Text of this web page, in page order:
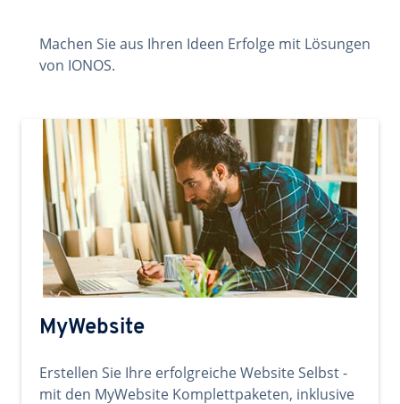
Machen Sie aus Ihren Ideen Erfolge mit Lösungen
von IONOS.
MyWebsite
Erstellen Sie Ihre erfolgreiche Website Selbst -
mit den MyWebsite Komplettpaketen, inklusive